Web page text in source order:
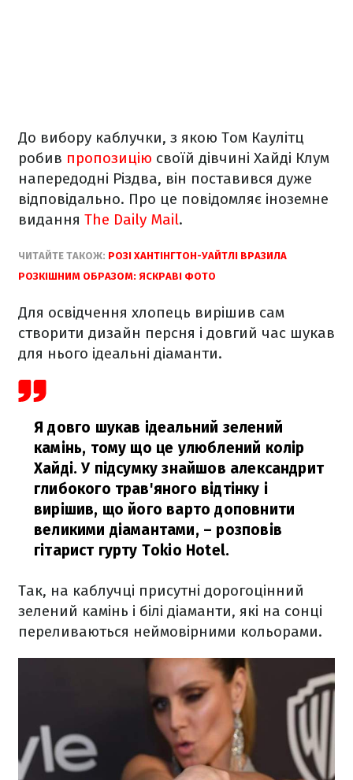
До вибору каблучки, з якою Том Каулітц
робив пропозицію своїй дівчині Хайді Клум
напередодні Різдва, він поставився дуже
відповідально. Про це повідомляє іноземне
видання The Daily Mail.
ЧИТАЙТЕ ТАКОЖ: РОЗІ ХАНТІНГТОН-УАЙТЛІ ВРАЗИЛА
РОЗКІШНИМ ОБРАЗОМ: ЯСКРАВІ ФОТО
Для освідчення хлопець вирішив сам
створити дизайн персня і довгий час шукав
для нього ідеальні діаманти.
Я довго шукав ідеальний зелений
камінь, тому що це улюблений колір
Хайді. У підсумку знайшов александрит
глибокого трав'яного відтінку і
вирішив, що його варто доповнити
великими діамантами, – розповів
гітарист гурту Tokio Hotel.
Так, на каблучці присутні дорогоцінний
зелений камінь і білі діаманти, які на сонці
переливаються неймовірними кольорами.